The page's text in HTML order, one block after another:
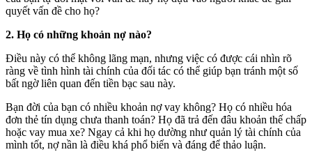
quyết vấn đề cho họ?
2. Họ có những khoản nợ nào?
Điều này có thể không lãng mạn, nhưng việc có được cái nhìn rõ
ràng về tình hình tài chính của đối tác có thể giúp bạn tránh một số
bất ngờ liên quan đến tiền bạc sau này.
Bạn đời của bạn có nhiều khoản nợ vay không? Họ có nhiều hóa
đơn thẻ tín dụng chưa thanh toán? Họ đã trả đến đâu khoản thế chấp
hoặc vay mua xe? Ngay cả khi họ dường như quản lý tài chính của
mình tốt, nợ nần là điều khá phổ biến và đáng để thảo luận.